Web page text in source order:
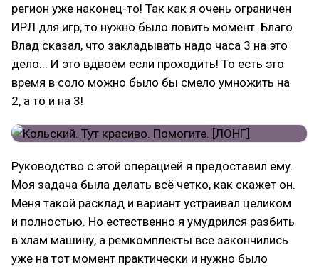
регион уже наконец-то! Так как я очень ограничен
ИРЛ для игр, то нужно было ловить момент. Благо
Влад сказал, что закладывать надо часа 3 на это
дело... И это вдвоём если проходить! То есть это
время в соло можно было бы смело умножить на
2, а то и на 3!
Руководство с этой операцией я предоставил ему.
Моя задача была делать всё четко, как скажет он.
Меня такой расклад и вариант устраивал целиком
и полностью. Но естественно я умудрился разбить
в хлам машину, а ремкомплекты все закончились
уже на тот момент практически и нужно было